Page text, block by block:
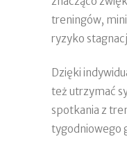
treningów,
ryzyko
Dzięki
też utrzymać
spotkania z
tygodniowego